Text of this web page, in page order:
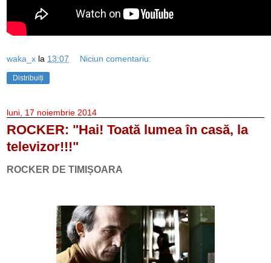
waka_x la 13:07 Niciun comentariu:
Distribuiți
luni, 17 noiembrie 2014
ROCKER: "Hai! Toată lumea în casă, la
televizor!!!"
ROCKER DE TIMIȘOARA